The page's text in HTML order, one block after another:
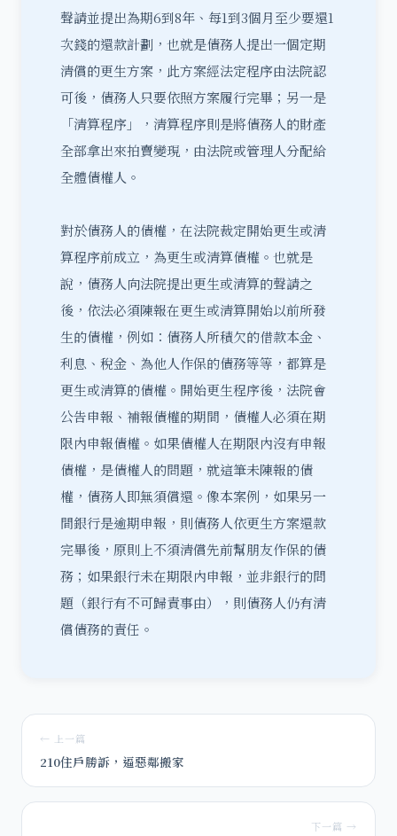
聲請並提出為期6到8年、每1到3個月至少要還1
次錢的還款計劃，也就是債務人提出一個定期
清償的更生方案，此方案經法定程序由法院認
可後，債務人只要依照方案履行完畢；另一是
「清算程序」，清算程序則是將債務人的財產
全部拿出來拍賣變現，由法院或管理人分配給
全體債權人。
對於債務人的債權，在法院裁定開始更生或清
算程序前成立，為更生或清算債權。也就是
說，債務人向法院提出更生或清算的聲請之
後，依法必須陳報在更生或清算開始以前所發
生的債權，例如：債務人所積欠的借款本金、
利息、稅金、為他人作保的債務等等，都算是
更生或清算的債權。開始更生程序後，法院會
公告申報、補報債權的期間，債權人必須在期
限內申報債權。如果債權人在期限內沒有申報
債權，是債權人的問題，就這筆未陳報的債
權，債務人即無須償還。像本案例，如果另一
間銀行是逾期申報，則債務人依更生方案還款
完畢後，原則上不須清償先前幫朋友作保的債
務；如果銀行未在期限內申報，並非銀行的問
題（銀行有不可歸責事由），則債務人仍有清
償債務的責任。
← 上一篇
210住戶勝訴，逼惡鄰搬家
下一篇 →